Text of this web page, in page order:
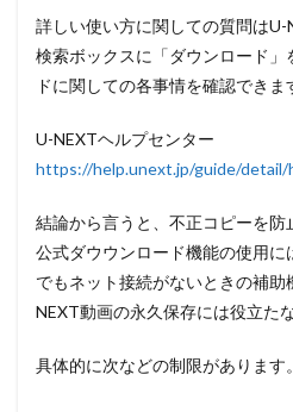
NEXT
の録
可能
か？
2.1
NEXT
を録
画す
るに
あた
り
によ
詳しい使い方に関しての質問はU-
検索ボックスに「ダウンロード
ドに関しての各事情を確認できま
U-NEXTヘルプセンター
https://help.unext.jp/guide/
結論から言うと、不正コピーを防
公式ダウウンロード機能の使用に
でもネット接続がないときの補助
NEXT動画の永久保存には役立た
具体的に次などの制限があります。